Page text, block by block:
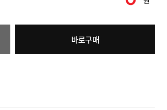
바로구매